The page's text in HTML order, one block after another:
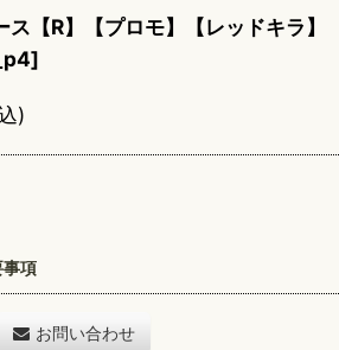
【R】【プロモ】【レッドキラ】
]
)
項
お問い合わせ